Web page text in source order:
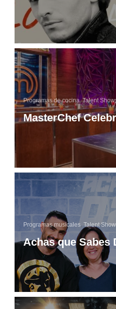
MasterChef
Programas de cocina,Talent
Achas que Sabes
Programas musicales Talent